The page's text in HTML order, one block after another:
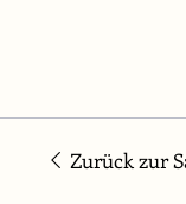
Zurück zur